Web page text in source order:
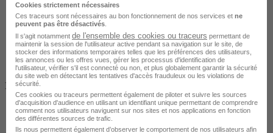
analyse du brief,
stratégie créative,
identité visuelle,
production graphique et audiovisuelle,
présentation à un jury ou un annonceur.
Ils effectuent également un stage ou une alternance, dans :
agences de communication, publicité ou branding,
studios de création graphique ou audiovisuelle,
services marketing/communication,
Cookies strictement nécessaires
Ces traceurs sont nécessaires au bon fonctionnement de nos services et ne
peuvent pas être désactivés
Il s'agit notamment de l'ensemble des cookies ou traceurs permettant de
maintenir la session de l'utilisateur active pendant sa navigation sur le site, de
stocker des informations temporaires telles que les préférences des utilisateurs,
les annonces ou les offres vues, gérer les processus d'identification de
l'utilisateur, vérifier s'il est connecté ou non, et plus globalement garantir la sécurité
du site web en détectant les tentatives d'accès frauduleux ou les violations de
sécurité.
Ces cookies ou traceurs permettent également de piloter et suivre les sources
d'acquisition d'audience en utilisant un identifiant unique permettant de comprendre
comment nos utilisateurs naviguent sur nos sites et nos applications en fonction
des différentes sources de trafic.
Ils nous permettent également d’observer le comportement de nos utilisateurs afin